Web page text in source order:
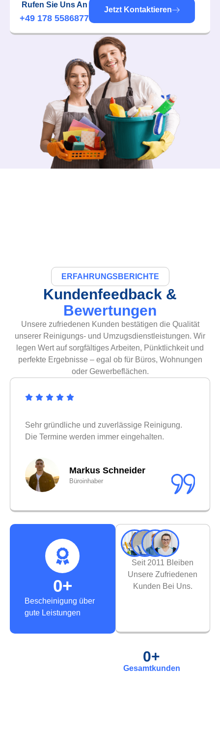
Rufen Sie Uns An
+49 178 5586877
Jetzt Kontaktieren
ERFAHRUNGSBERICHTE
Kundenfeedback &
Bewertungen
Unsere zufriedenen Kunden bestätigen die Qualität
unserer Reinigungs- und Umzugsdienstleistungen. Wir
legen Wert auf sorgfältiges Arbeiten, Pünktlichkeit und
perfekte Ergebnisse – egal ob für Büros, Wohnungen
oder Gewerbeflächen.
Sehr gründliche und zuverlässige Reinigung.
Die Termine werden immer eingehalten.
Markus Schneider
Büroinhaber
Bescheinigung über
gute Leistungen
0+
Seit 2011 Bleiben
Unsere Zufriedenen
Kunden Bei Uns.
Gesamtkunden
0+